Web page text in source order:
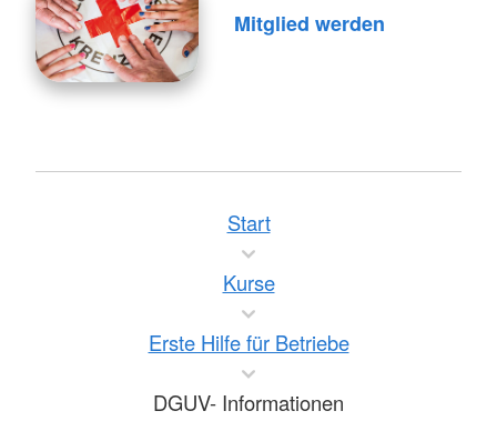
Mitglied werden
Start
Kurse
Erste Hilfe für Betriebe
DGUV- Informationen